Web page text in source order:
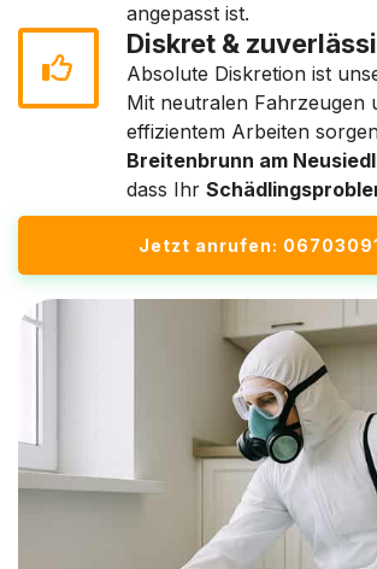
angepasst ist.
Diskret &
Absolute Diskretion ist
Mit neutralen Fahrzeugen
effizientem Arbeiten
Breitenbrunn am
dass Ihr
Jetzt anrufen: